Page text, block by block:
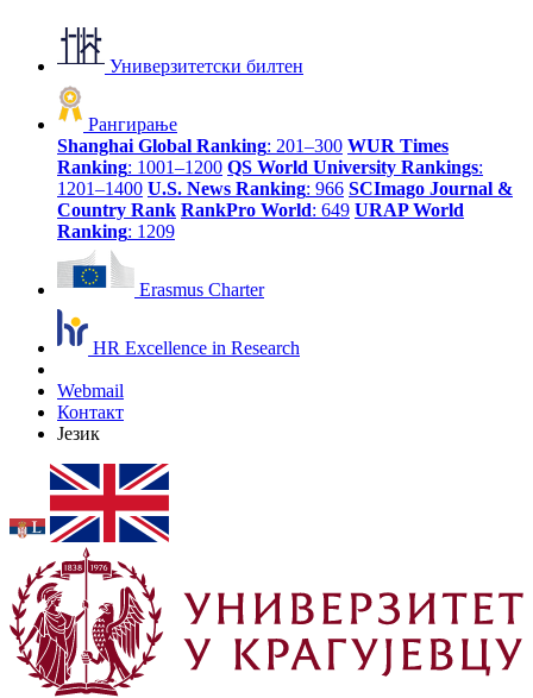
Универзитетски билтен
Рангирање
Shanghai Global Ranking: 201–300 WUR Times
Ranking: 1001–1200 QS World University Rankings:
1201–1400 U.S. News Ranking: 966 SCImago Journal &
Country Rank RankPro World: 649 URAP World
Ranking: 1209
Erasmus Charter
HR Excellence in Research
Webmail
Контакт
Језик